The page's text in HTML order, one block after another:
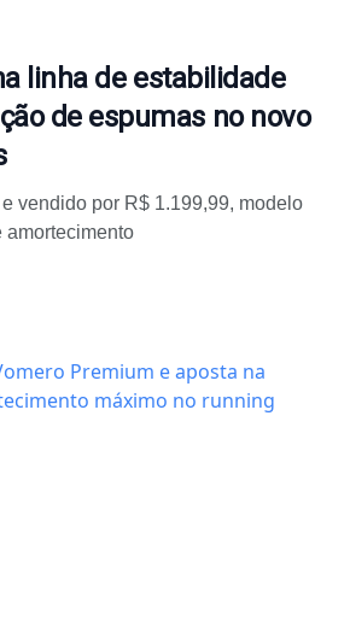
linha de estabilidade
de espumas no novo
vendido por R$ 1.199,99, modelo
amortecimento